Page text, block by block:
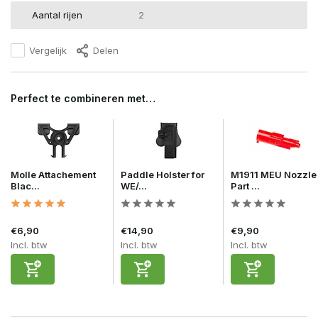
Aantal rijen 2
Vergelijk Delen
Perfect te combineren met…
Molle Attachement
Blac...
€6,90
Incl. btw
Paddle Holster for
WE/...
€14,90
Incl. btw
M1911 MEU Nozzle
Part ...
€9,90
Incl. btw